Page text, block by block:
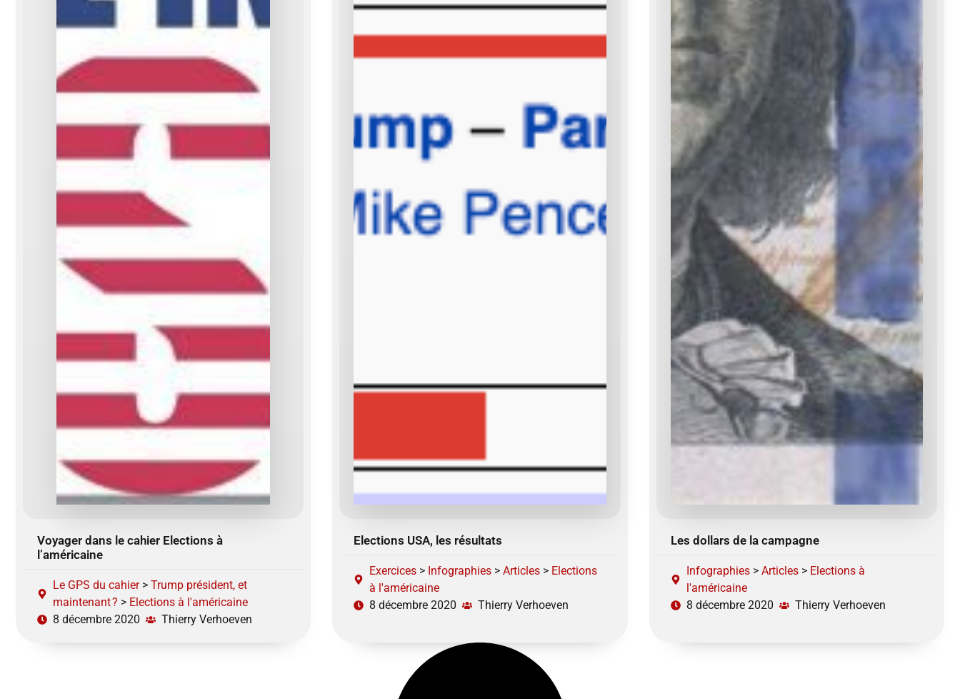
Voyager dans le cahier Elections à
l’américaine
Le GPS du cahier> Trump président, et
maintenant ? > Elections à l'américaine
8 décembre 2020
Thierry Verhoeven
Elections USA, les résultats
Exercices > Infographies >Articles > Elections
à l'américaine
8 décembre 2020
Thierry Verhoeven
Les dollars de la campagne
Infographies> Articles> Elections à
l'américaine
8 décembre 2020
Thierry Verhoeven